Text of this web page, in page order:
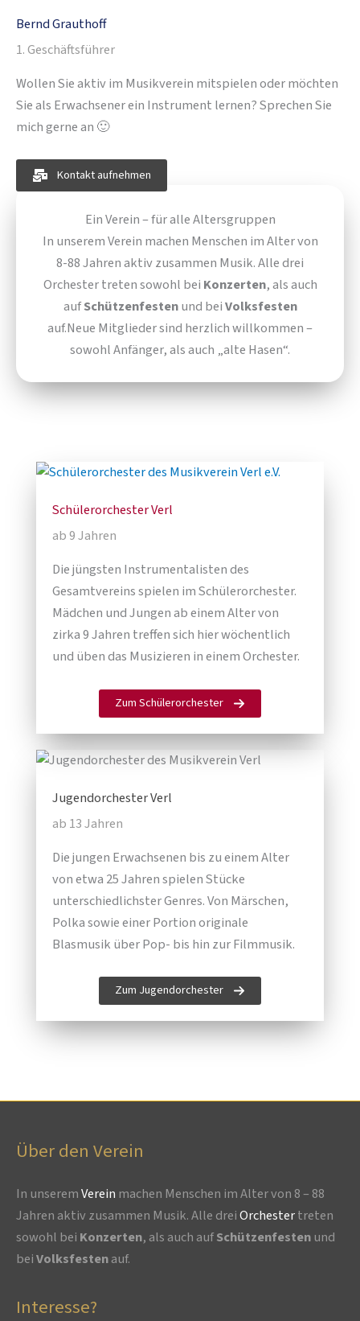
Bernd Grauthoff
1. Geschäftsführer
Wollen Sie aktiv im Musikverein mitspielen oder möchten
Sie als Erwachsener ein Instrument lernen? Sprechen Sie
mich gerne an 🙂
Kontakt aufnehmen
Ein Verein – für alle Altersgruppen
In unserem Verein machen Menschen im Alter von
8-88 Jahren aktiv zusammen Musik. Alle drei
Orchester treten sowohl bei Konzerten, als auch
aufSchützenfestenund beiVolksfesten
auf.Neue Mitgliedersind herzlich willkommen –
sowohl Anfänger, als auch „alte Hasen“.
Schülerorchester Verl
ab 9 Jahren
Die jüngsten Instrumentalisten des
Gesamtvereins spielen im Schülerorchester.
Mädchen und Jungen ab einem Alter von
zirka 9 Jahren treffen sich hier wöchentlich
und üben das Musizieren in einem Orchester.
Zum Schülerorchester
Jugendorchester Verl
ab 13 Jahren
Die jungen Erwachsenen bis zu einem Alter
von etwa 25 Jahren spielen Stücke
unterschiedlichster Genres. Von Märschen,
Polka sowie einer Portion originale
Blasmusik über Pop- bis hin zur Filmmusik.
Zum Jugendorchester
Über den Verein
In unseremVerein machen Menschen im Alter von 8 – 88
Jahren aktiv zusammen Musik. Alle dreiOrchestertreten
sowohl bei Konzerten, als auch aufSchützenfestenund
beiVolksfestenauf.
Interesse?